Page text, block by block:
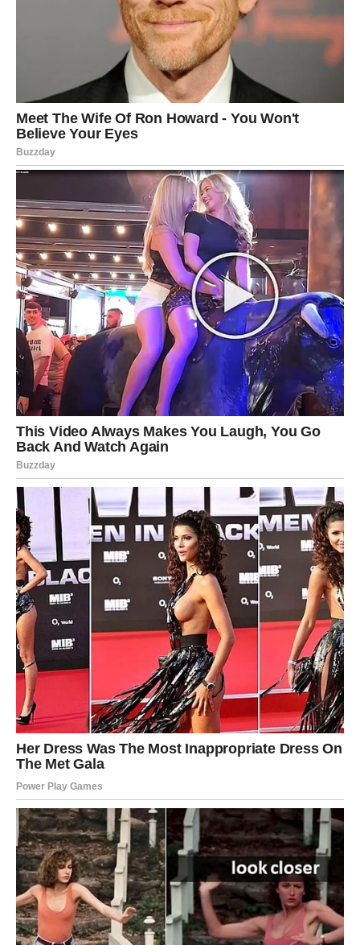
vjerovatnoća da ste osoba izražene empatije i snažne
emotivne inteligencije. Vi duboko osjećate druge ljude i
prirodno gradite odnose temeljene na povjerenju,
razumijevanju i iskrenosti.
Ljudi vas često doživljavaju kaosigurno utočište– nekoga
kome se mogu obratiti u teškim trenucima, bez straha od
osude. Vaša sposobnost slušanja i suosjećanja čini vas
dragocjenim članom porodice, prijateljskog kruga ili radnog
okruženja.
Ipak, važno je naglasiti da vaša brižnost prema drugima ne
smije ići na štetu vas samih.Postavljanje zdravih granica
ključno je kako biste očuvali vlastitu emocionalnu ravnotežu.
Kada naučite da jednaku pažnju posvetite sebi kao i drugima,
vaša snaga postaje stabilnija i dugotrajnija.
Kuća broj dva – Kreativnost i
slobodan duh
Odabir
otvorenog pogleda na svijet. Vi ste osoba koja ne voli
ograničenja i rutinu, već neprestano traži nove ideje, iskustva i
perspektive. Vaša mašta je snažna, a način razmišljanja
nekonvencionalan.
Ljudi vas prepoznaju kao nekoga ko donosisvježinu i
inspiraciju u svaku situaciju. Spremni ste da rizikujete, da se
upustite u nepoznato i da učite kroz iskustvo. Promjene vas ne
plaše – naprotiv, one vas pokreću.
Ipak, važno je pronaći ravnotežu između budućih planova i
sadašnjeg trenutka. Ponekad je potrebno zastati, usporiti i
osvijestiti ono što već imate.Uživanje u sadašnjosti
omogućava da vaša kreativna energija ostane snažna i
dugoročno održiva.
Kuća broj tri – Stabilnost i
unutrašnja snaga
Ako ste izabralitreću kuću, vi ste osoba koja cijeni sigurnost,